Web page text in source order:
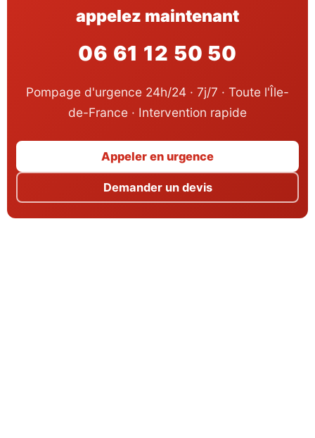
appelez maintenant
06 61 12 50 50
Pompage d'urgence 24h/24 · 7j/7 · Toute l'Île-
de-France · Intervention rapide
Appeler en urgence
Demander un devis